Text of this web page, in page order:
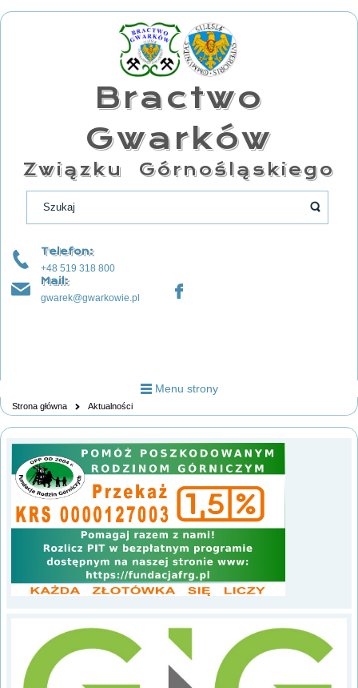
Bractwo
Gwarków
Związku Górnośląskiego
Telefon:
+48 519 318 800
Mail:
gwarek@gwarkowie.pl
Menu strony
Strona główna Aktualności